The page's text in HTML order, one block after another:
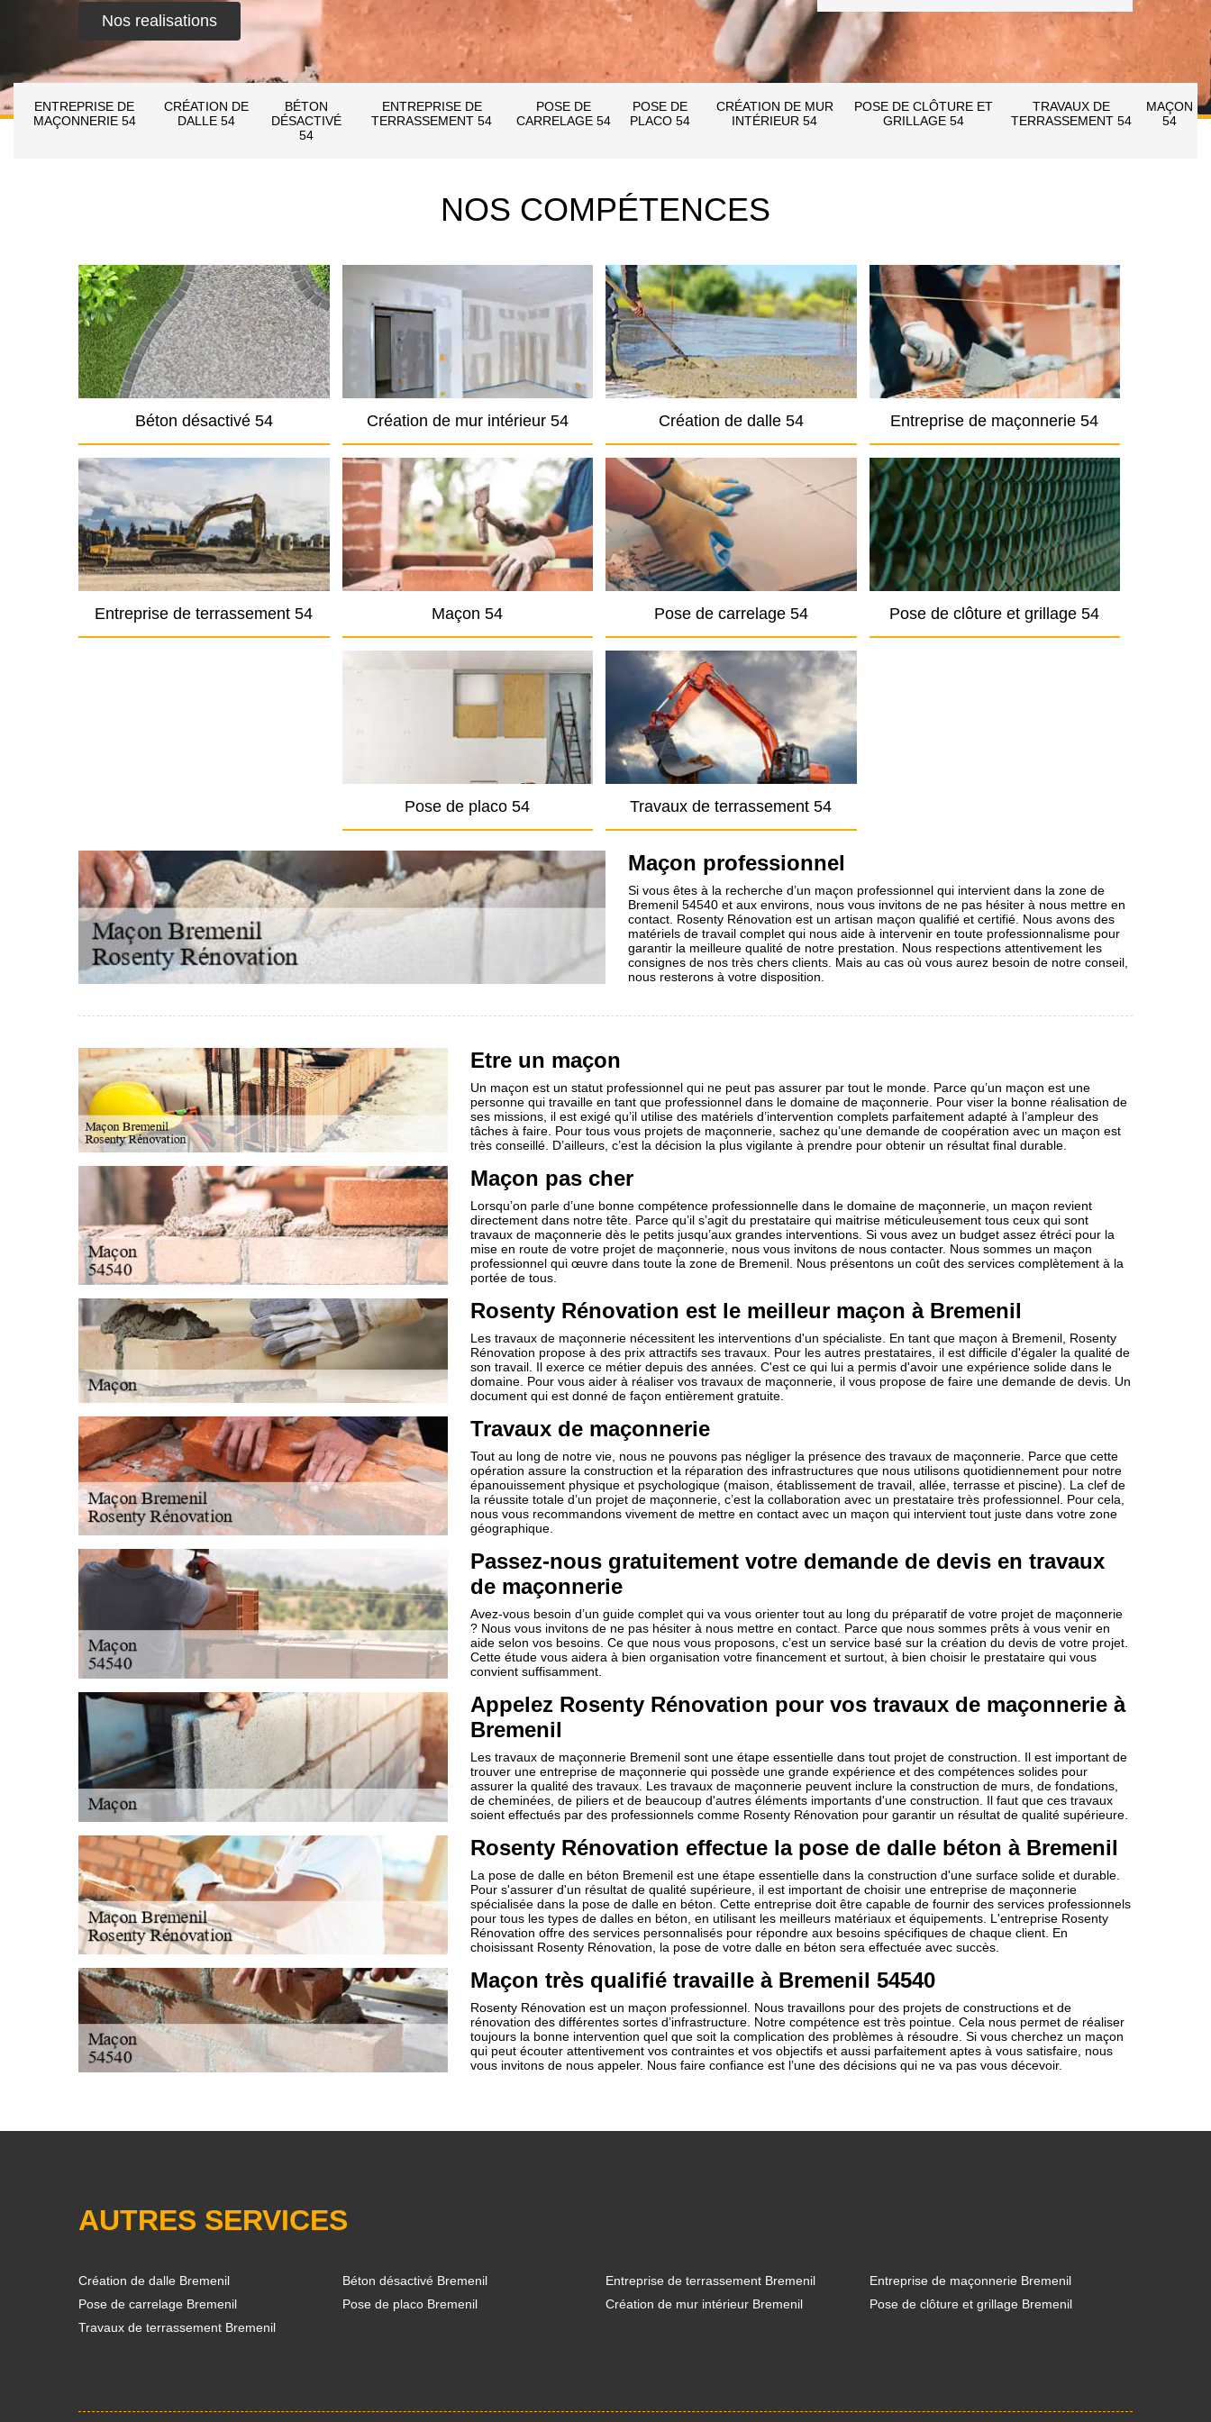
Nos realisations
ENTREPRISE DE
MAÇONNERIE 54
CRÉATION DE
DALLE 54
BÉTON
DÉSACTIVÉ
54
ENTREPRISE DE
TERRASSEMENT 54
POSE DE
CARRELAGE 54
POSE DE
PLACO 54
CRÉATION DE MUR
INTÉRIEUR 54
POSE DE CLÔTURE ET
GRILLAGE 54
TRAVAUX DE
TERRASSEMENT 54
MAÇON
54
NOS COMPÉTENCES
Béton désactivé 54 Création de mur intérieur 54 Création de dalle 54 Entreprise de maçonnerie 54
Entreprise de terrassement 54 Maçon 54 Pose de carrelage 54 Pose de clôture et grillage 54
Pose de placo 54 Travaux de terrassement 54
Maçon professionnel
Si vous êtes à la recherche d’un maçon professionnel qui intervient dans la zone de
Bremenil 54540 et aux environs, nous vous invitons de ne pas hésiter à nous mettre en
contact. Rosenty Rénovation est un artisan maçon qualifié et certifié. Nous avons des
matériels de travail complet qui nous aide à intervenir en toute professionnalisme pour
garantir la meilleure qualité de notre prestation. Nous respections attentivement les
consignes de nos très chers clients. Mais au cas où vous aurez besoin de notre conseil,
nous resterons à votre disposition.
Etre un maçon
Un maçon est un statut professionnel qui ne peut pas assurer par tout le monde. Parce qu’un maçon est une
personne qui travaille en tant que professionnel dans le domaine de maçonnerie. Pour viser la bonne réalisation de
ses missions, il est exigé qu’il utilise des matériels d’intervention complets parfaitement adapté à l’ampleur des
tâches à faire. Pour tous vous projets de maçonnerie, sachez qu’une demande de coopération avec un maçon est
très conseillé. D’ailleurs, c’est la décision la plus vigilante à prendre pour obtenir un résultat final durable.
Maçon pas cher
Lorsqu’on parle d’une bonne compétence professionnelle dans le domaine de maçonnerie, un maçon revient
directement dans notre tête. Parce qu’il s’agit du prestataire qui maitrise méticuleusement tous ceux qui sont
travaux de maçonnerie dès le petits jusqu’aux grandes interventions. Si vous avez un budget assez étréci pour la
mise en route de votre projet de maçonnerie, nous vous invitons de nous contacter. Nous sommes un maçon
professionnel qui œuvre dans toute la zone de Bremenil. Nous présentons un coût des services complètement à la
portée de tous.
Rosenty Rénovation est le meilleur maçon à Bremenil
Les travaux de maçonnerie nécessitent les interventions d'un spécialiste. En tant que maçon à Bremenil, Rosenty
Rénovation propose à des prix attractifs ses travaux. Pour les autres prestataires, il est difficile d'égaler la qualité de
son travail. Il exerce ce métier depuis des années. C'est ce qui lui a permis d'avoir une expérience solide dans le
domaine. Pour vous aider à réaliser vos travaux de maçonnerie, il vous propose de faire une demande de devis. Un
document qui est donné de façon entièrement gratuite.
Travaux de maçonnerie
Tout au long de notre vie, nous ne pouvons pas négliger la présence des travaux de maçonnerie. Parce que cette
opération assure la construction et la réparation des infrastructures que nous utilisons quotidiennement pour notre
épanouissement physique et psychologique (maison, établissement de travail, allée, terrasse et piscine). La clef de
la réussite totale d’un projet de maçonnerie, c’est la collaboration avec un prestataire très professionnel. Pour cela,
nous vous recommandons vivement de mettre en contact avec un maçon qui intervient tout juste dans votre zone
géographique.
Passez-nous gratuitement votre demande de devis en travaux
de maçonnerie
Avez-vous besoin d’un guide complet qui va vous orienter tout au long du préparatif de votre projet de maçonnerie
? Nous vous invitons de ne pas hésiter à nous mettre en contact. Parce que nous sommes prêts à vous venir en
aide selon vos besoins. Ce que nous vous proposons, c’est un service basé sur la création du devis de votre projet.
Cette étude vous aidera à bien organisation votre financement et surtout, à bien choisir le prestataire qui vous
convient suffisamment.
Appelez Rosenty Rénovation pour vos travaux de maçonnerie à
Bremenil
Les travaux de maçonnerie Bremenil sont une étape essentielle dans tout projet de construction. Il est important de
trouver une entreprise de maçonnerie qui possède une grande expérience et des compétences solides pour
assurer la qualité des travaux. Les travaux de maçonnerie peuvent inclure la construction de murs, de fondations,
de cheminées, de piliers et de beaucoup d'autres éléments importants d'une construction. Il faut que ces travaux
soient effectués par des professionnels comme Rosenty Rénovation pour garantir un résultat de qualité supérieure.
Rosenty Rénovation effectue la pose de dalle béton à Bremenil
La pose de dalle en béton Bremenil est une étape essentielle dans la construction d'une surface solide et durable.
Pour s'assurer d'un résultat de qualité supérieure, il est important de choisir une entreprise de maçonnerie
spécialisée dans la pose de dalle en béton. Cette entreprise doit être capable de fournir des services professionnels
pour tous les types de dalles en béton, en utilisant les meilleurs matériaux et équipements. L'entreprise Rosenty
Rénovation offre des services personnalisés pour répondre aux besoins spécifiques de chaque client. En
choisissant Rosenty Rénovation, la pose de votre dalle en béton sera effectuée avec succès.
Maçon très qualifié travaille à Bremenil 54540
Rosenty Rénovation est un maçon professionnel. Nous travaillons pour des projets de constructions et de
rénovation des différentes sortes d’infrastructure. Notre compétence est très pointue. Cela nous permet de réaliser
toujours la bonne intervention quel que soit la complication des problèmes à résoudre. Si vous cherchez un maçon
qui peut écouter attentivement vos contraintes et vos objectifs et aussi parfaitement aptes à vous satisfaire, nous
vous invitons de nous appeler. Nous faire confiance est l’une des décisions qui ne va pas vous décevoir.
AUTRES SERVICES
Création de dalle Bremenil Béton désactivé Bremenil Entreprise de terrassement Bremenil
Entreprise de maçonnerie Bremenil
Pose de carrelage Bremenil
Pose de placo Bremenil Création de mur intérieur Bremenil
Pose de clôture et grillage Bremenil
Travaux de terrassement Bremenil